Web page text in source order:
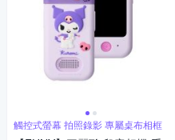
觸控式螢幕 拍照錄影 專屬桌布相框